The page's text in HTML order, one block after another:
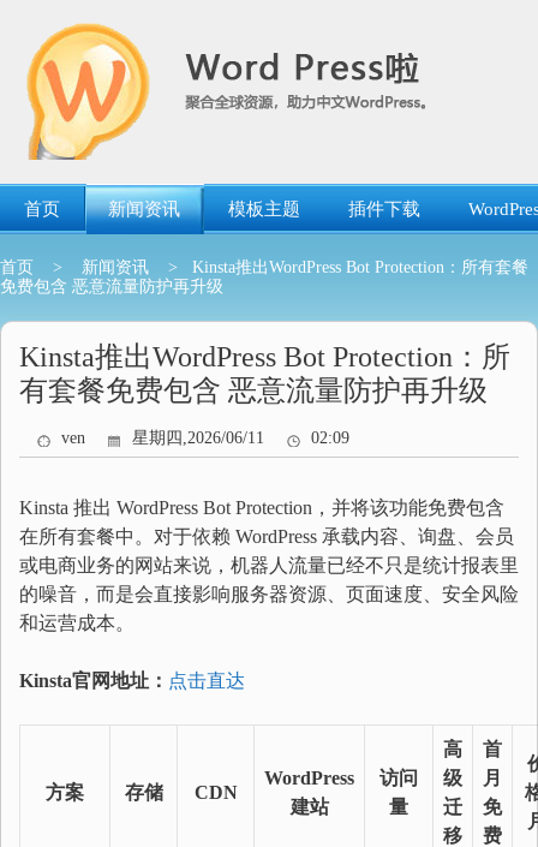
首页 新闻资讯 模板主题 插件下载
首页 > 新闻资讯
> Kinsta推出WordPress Bot Protection：所有套餐
免费包含 恶意流量防护再升级
Kinsta推出WordPress Bot Protection：所
有套餐免费包含 恶意流量防护再升级
ven 星期四,2026/06/11 02:09
Kinsta 推出 WordPress Bot Protection，并将该功能免费包含
在所有套餐中。对于依赖 WordPress 承载内容、询盘、会员
或电商业务的网站来说，机器人流量已经不只是统计报表里
的噪音，而是会直接影响服务器资源、页面速度、安全风险
和运营成本。
Kinsta官网地址： 点击直达
方案 存储 CDN
WordPress
建站
访问
量
高
级
迁
移
首
月
免
费